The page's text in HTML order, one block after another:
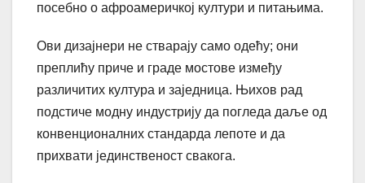
посебно о афроамеричкој култури и питањима.
Ови дизајнери не стварају само одећу; они
преплићу приче и граде мостове између
различитих култура и заједница. Њихов рад
подстиче модну индустрију да погледа даље од
конвенционалних стандарда лепоте и да
прихвати јединственост свакога.